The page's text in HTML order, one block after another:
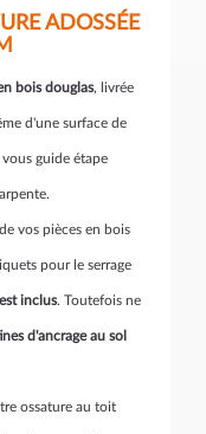
ADOSSÉE
bois douglas, livrée
d'une surface de
guide étape
vos pièces en bois
pour le serrage
inclus. Toutefois ne
d'ancrage au sol
ossature au toit